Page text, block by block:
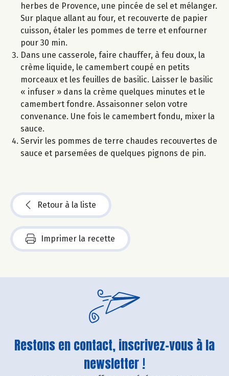
herbes de Provence, une pincée de sel et mélanger.
Sur plaque allant au four, et recouverte de papier
cuisson, étaler les pommes de terre et enfourner
pour 30 min.
Dans une casserole, faire chauffer, à feu doux, la
crème liquide, le camembert coupé en petits
morceaux et les feuilles de basilic. Laisser le basilic
« infuser » dans la crème quelques minutes et le
camembert fondre. Assaisonner selon votre
convenance. Une fois le camembert fondu, mixer la
sauce.
Servir les pommes de terre chaudes recouvertes de
sauce et parsemées de quelques pignons de pin.
Retour à la liste
Imprimer la recette
Restons en contact, inscrivez-vous à la
newsletter !